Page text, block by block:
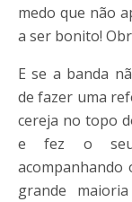
medo que não
a ser bonito!
E se a banda
de fazer uma
cereja no topo
e fez o seu
grande